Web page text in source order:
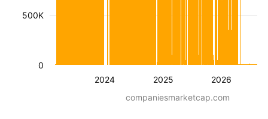
2024 2025 2026
500K
0
companiesmarketcap.com